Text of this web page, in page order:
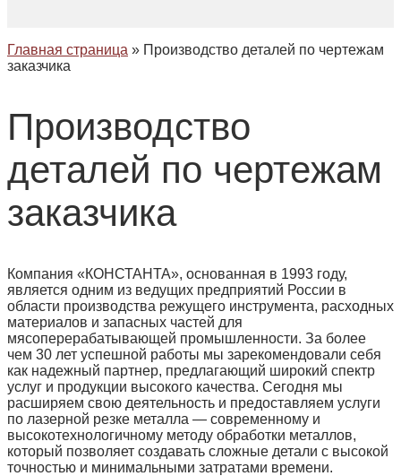
Главная страница » Производство деталей по чертежам
заказчика
Производство
деталей по чертежам
заказчика
Компания «КОНСТАНТА», основанная в 1993 году,
является одним из ведущих предприятий России в
области производства режущего инструмента, расходных
материалов и запасных частей для
мясоперерабатывающей промышленности. За более
чем 30 лет успешной работы мы зарекомендовали себя
как надежный партнер, предлагающий широкий спектр
услуг и продукции высокого качества. Сегодня мы
расширяем свою деятельность и предоставляем услуги
по лазерной резке металла — современному и
высокотехнологичному методу обработки металлов,
который позволяет создавать сложные детали с высокой
точностью и минимальными затратами времени.